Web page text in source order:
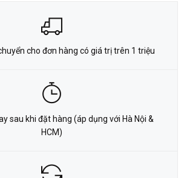
cho đơn hàng có giá trị trên 1 triệu
sau khi đặt hàng (áp dụng với Hà Nội &
HCM)